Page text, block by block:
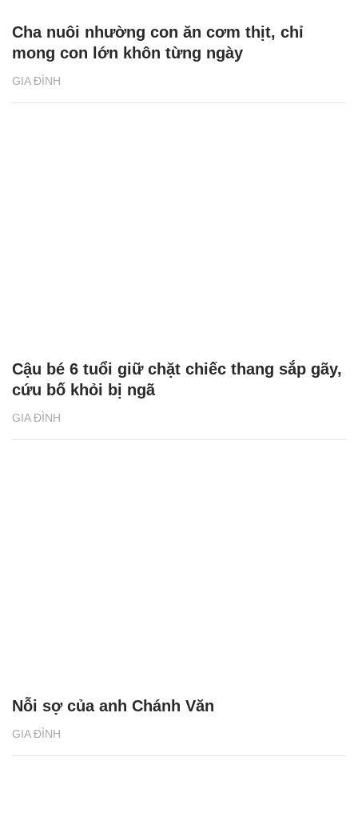
GIA ĐÌNH
Cha nuôi nhường con ăn cơm thịt, chỉ
mong con lớn khôn từng ngày
GIA ĐÌNH
Cậu bé 6 tuổi giữ chặt chiếc thang sắp gãy,
cứu bố khỏi bị ngã
GIA ĐÌNH
Nỗi sợ của anh Chánh Văn